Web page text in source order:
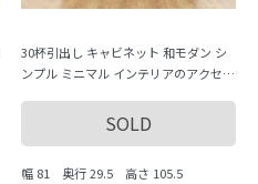
30杯引出し キャビネット 和モダン シ
ンプル ミニマル インテリアのアクセン
SOLD
幅 81 奥行 29.5 高さ 105.5